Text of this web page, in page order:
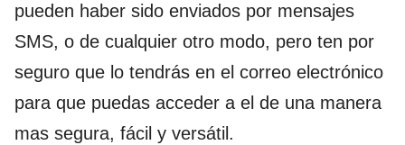
pueden haber sido enviados por mensajes
SMS, o de cualquier otro modo, pero ten por
seguro que lo tendrás en el correo electrónico
para que puedas acceder a el de una manera
mas segura, fácil y versátil.